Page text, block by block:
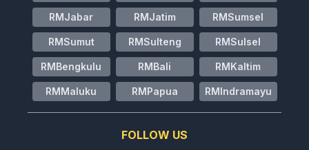
RMJabar RMJatim RMSumsel
RMSumut RMSulteng RMSulsel
RMBengkulu RMBali RMKaltim
RMMaluku RMPapua RMIndramayu
FOLLOW US